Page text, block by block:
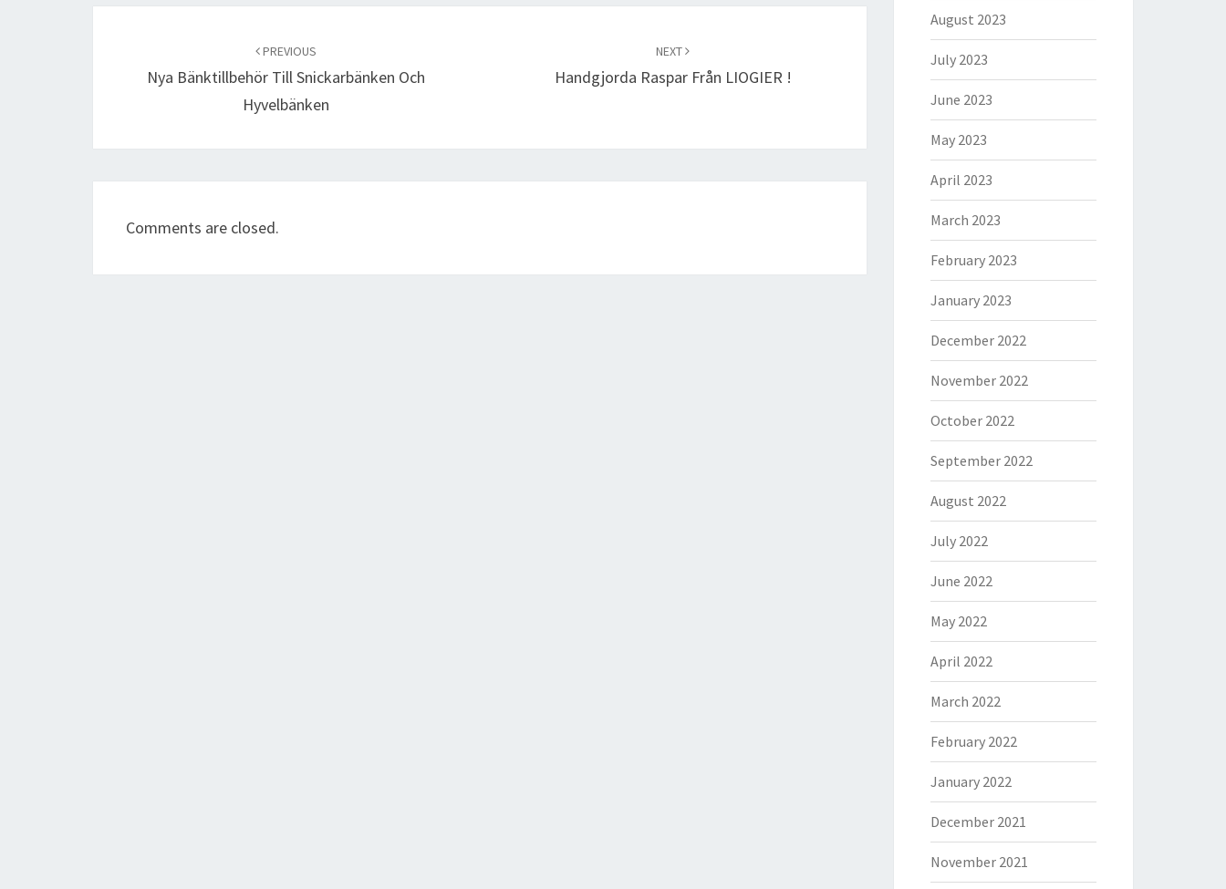
PREVIOUS
Nya Bänktillbehör Till Snickarbänken Och
Hyvelbänken
NEXT
Handgjorda Raspar Från LIOGIER !
Comments are closed.
August 2023
July 2023
June 2023
May 2023
April 2023
March 2023
February 2023
January 2023
December 2022
November 2022
October 2022
September 2022
August 2022
July 2022
June 2022
May 2022
April 2022
March 2022
February 2022
January 2022
December 2021
November 2021